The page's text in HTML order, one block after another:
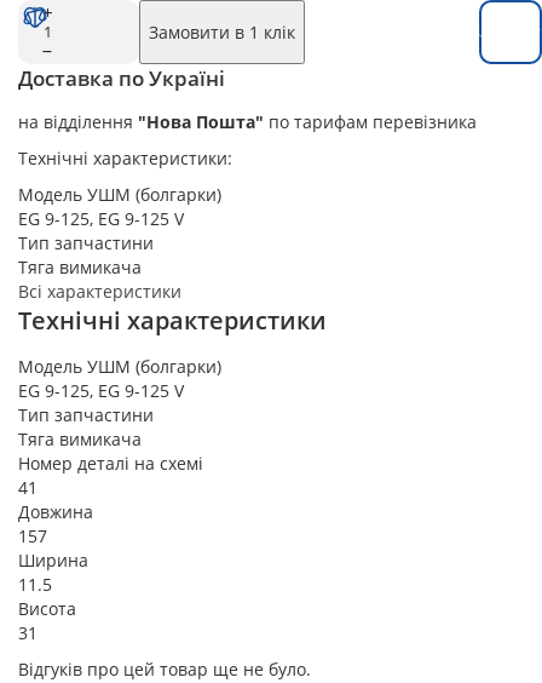
Замовити в 1 клік
Доставка по Україні
на відділення "Нова Пошта" по тарифам перевізника
Технічні характеристики:
Модель УШМ (болгарки)
EG 9-125, EG 9-125 V
Тип запчастини
Тяга вимикача
Всі характеристики
Технічні характеристики
Модель УШМ (болгарки)
EG 9-125, EG 9-125 V
Тип запчастини
Тяга вимикача
Номер деталі на схемі
41
Довжина
157
Ширина
11.5
Висота
31
Відгуків про цей товар ще не було.